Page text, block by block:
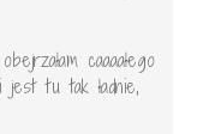
caaaałego
tu tak ładnie,